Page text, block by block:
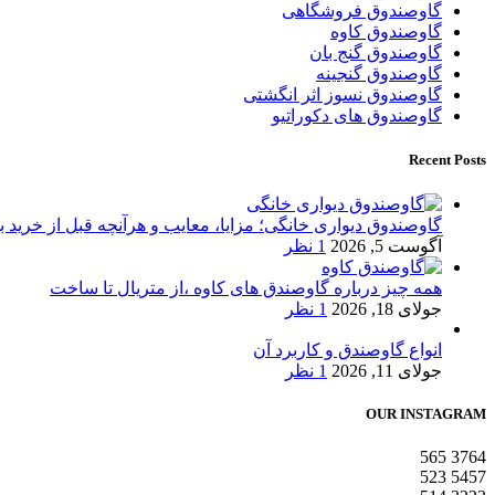
گاوصندوق فروشگاهی
گاوصندوق کاوه
گاوصندوق گنج بان
گاوصندوق گنجینه
گاوصندوق نسوز اثر انگشتی
گاوصندوق های دکوراتیو
Recent Posts
گاوصندوق دیواری خانگی؛ مزایا، معایب و هرآنچه قبل از خرید
آگوست 5, 2026
1 نظر
همه چیز درباره گاوصندق های کاوه ،از متریال تا ساخت
جولای 18, 2026
1 نظر
انواع گاوصندق و کاربرد آن
جولای 11, 2026
1 نظر
OUR INSTAGRAM
3764
565
5457
523